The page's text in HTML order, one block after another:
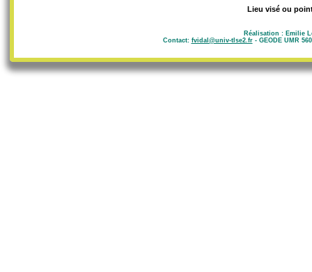
Lieu visé ou
Réalisation : Emilie
Contact: fvidal@univ-tlse2.fr- GEODE UMR